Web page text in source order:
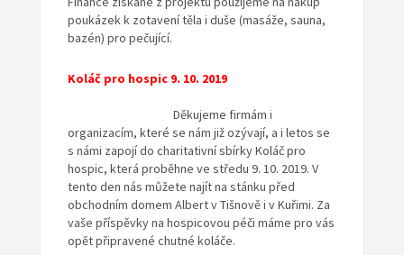
poukázek k zotavení těla i duše (masáže, sauna,
bazén) pro pečující.
Koláč pro hospic 9. 10. 2019
Děkujeme firmám i
organizacím, které se nám již ozývají, a i letos se
s námi zapojí do charitativní sbírky Koláč pro
hospic, která proběhne ve středu 9. 10. 2019. V
tento den nás můžete najít na stánku před
obchodním domem Albert v Tišnově i v Kuřimi. Za
vaše příspěvky na hospicovou péči máme pro vás
opět připravené chutné koláče.